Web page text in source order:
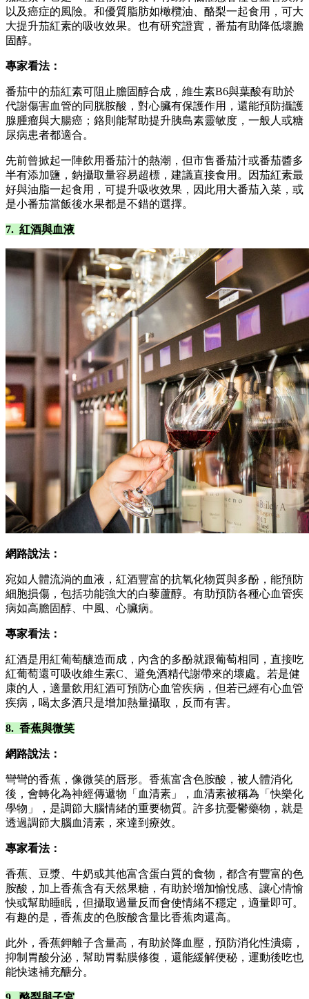
以及癌症的風險。和優質脂肪如橄欖油、酪梨一起食用，可大
大提升茄紅素的吸收效果。也有研究證實，番茄有助降低壞膽
固醇。
專家看法：
番茄中的茄紅素可阻止膽固醇合成，維生素B6與葉酸有助於
代謝傷害血管的同胱胺酸，對心臟有保護作用，還能預防攝護
腺腫瘤與大腸癌；鉻則能幫助提升胰島素靈敏度，一般人或糖
尿病患者都適合。
先前曾掀起一陣飲用番茄汁的熱潮，但市售番茄汁或番茄醬多
半有添加鹽，鈉攝取量容易超標，建議直接食用。因茄紅素最
好與油脂一起食用，可提升吸收效果，因此用大番茄入菜，或
是小番茄當飯後水果都是不錯的選擇。
7. 紅酒與血液
網路說法：
宛如人體流淌的血液，紅酒豐富的抗氧化物質與多酚，能預防
細胞損傷，包括功能強大的白藜蘆醇。有助預防各種心血管疾
病如高膽固醇、中風、心臟病。
專家看法：
紅酒是用紅葡萄釀造而成，內含的多酚就跟葡萄相同，直接吃
紅葡萄還可吸收維生素C、避免酒精代謝帶來的壞處。若是健
康的人，適量飲用紅酒可預防心血管疾病，但若已經有心血管
疾病，喝太多酒只是增加熱量攝取，反而有害。
8. 香蕉與微笑
網路說法：
彎彎的香蕉，像微笑的唇形。香蕉富含色胺酸，被人體消化
後，會轉化為神經傳遞物「血清素」，血清素被稱為「快樂化
學物」，是調節大腦情緒的重要物質。許多抗憂鬱藥物，就是
透過調節大腦血清素，來達到療效。
專家看法：
香蕉、豆漿、牛奶或其他富含蛋白質的食物，都含有豐富的色
胺酸，加上香蕉含有天然果糖，有助於增加愉悅感、讓心情愉
快或幫助睡眠，但攝取過量反而會使情緒不穩定，適量即可。
有趣的是，香蕉皮的色胺酸含量比香蕉肉還高。
此外，香蕉鉀離子含量高，有助於降血壓，預防消化性潰瘍，
抑制胃酸分泌，幫助胃黏膜修復，還能緩解便秘，運動後吃也
能快速補充醣分。